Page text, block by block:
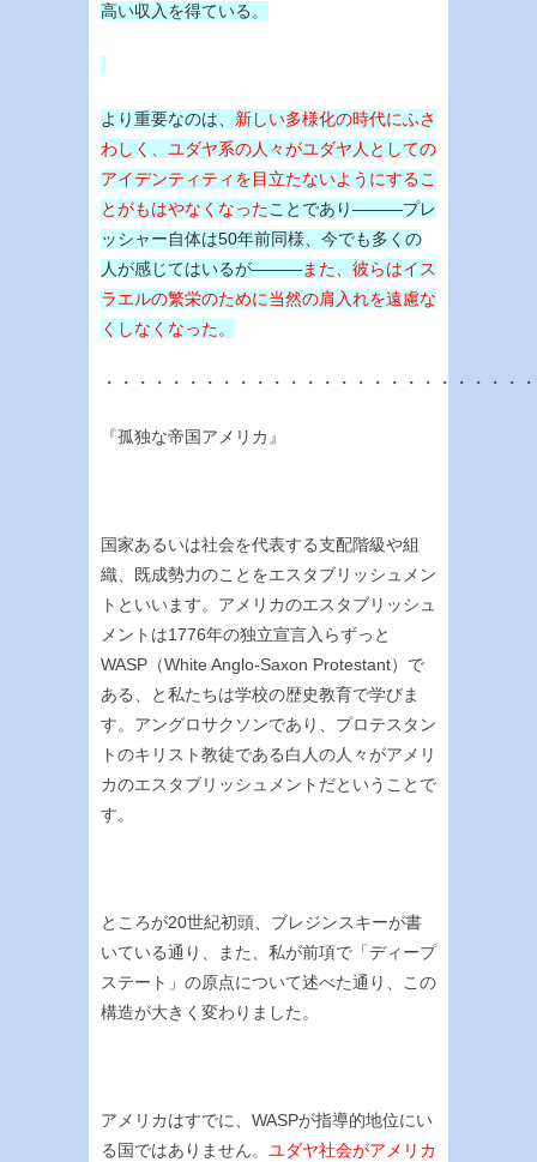
高い収入を得ている。
より重要なのは、 新しい多様化の時代にふさ
わしく、ユダヤ系の人々がユダヤ人としての
アイデンティティを目立たないようにするこ
とがもはやなくなったことであり―――プレ
ッシャー自体は50年前同様、今でも多くの
人が感じてはいるが―――また、彼らはイス
ラエルの繁栄のために当然の肩入れを遠慮な
くしなくなった。
・・・・・・・・・・・・・・・・・・・・・・・・・
『孤独な帝国アメリカ』
国家あるいは社会を代表する支配階級や組
織、既成勢力のことをエスタブリッシュメン
トといいます。アメリカのエスタブリッシュ
メントは1776年の独立宣言入らずっと
WASP（White Anglo-Saxon Protestant）で
ある、と私たちは学校の歴史教育で学びま
す。アングロサクソンであり、プロテスタン
トのキリスト教徒である白人の人々がアメリ
カのエスタブリッシュメントだということで
す。
ところが20世紀初頭、ブレジンスキーが書
いている通り、また、私が前項で「ディープ
ステート」の原点について述べた通り、この
構造が大きく変わりました。
アメリカはすでに、WASPが指導的地位にい
る国ではありません。 ユダヤ社会がアメリカ